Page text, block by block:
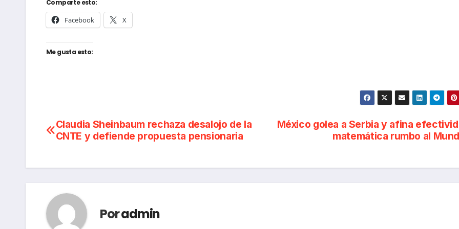
Comparte esto:
Facebook X
Me gusta esto:
Navegación
entradas
México golea a Serbia y afina
matemática rumbo al
Claudia Sheinbaum rechaza desalojo de la
CNTE y defiende propuesta pensionaria
Poradmin